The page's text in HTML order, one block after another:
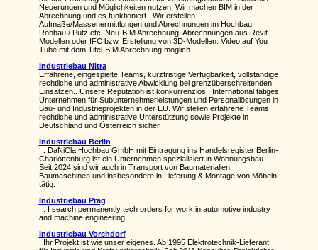
Neuerungen und Möglichkeiten nutzen. Wir machen BIM in der
Abrechnung und es funktioniert.. Wir erstellen
Aufmaße/Massenermittlungen und Abrechnungen im Hochbau:
Rohbau / Putz etc. Neu-BIM Abrechnung. Abrechnungen aus Revit-
Modellen oder IFC bzw. Erstellung von 3D-Modellen. Video auf You
Tube mit dem Titel-BIM Abrechnung möglich.
Industriebau Nitra
Erfahrene, eingespielte Teams, kurzfristige Verfügbarkeit, vollständige
rechtliche und administrative Abwicklung bei grenzüberschreitenden
Einsätzen.. Unsere Reputation ist konkurrenzlos.. International tätiges
Unternehmen für Subunternehmerleistungen und Personallösungen in
Bau- und Industrieprojekten in der EU. Wir stellen erfahrene Teams,
rechtliche und administrative Unterstützung sowie Projekte in
Deutschland und Österreich sicher.
Industriebau Berlin
. . DaNiCla Hochbau GmbH mit Eintragung ins Handelsregister Berlin-
Charlottenburg ist ein Unternehmen spezialisiert in Wohnungsbau.
Seit 2024 sind wir auch in Transport von Baumaterialien,
Baumaschinen und insbesondere in Lieferung & Montage von Möbeln
tätig.
Industriebau Prag
. . I search permanently tech orders for work in automotive industry
and machine engineering.
Industriebau Vorchdorf
. Ihr Projekt ist wie unser eigenes. Ab 1995 Elektrotechnik-Lieferant